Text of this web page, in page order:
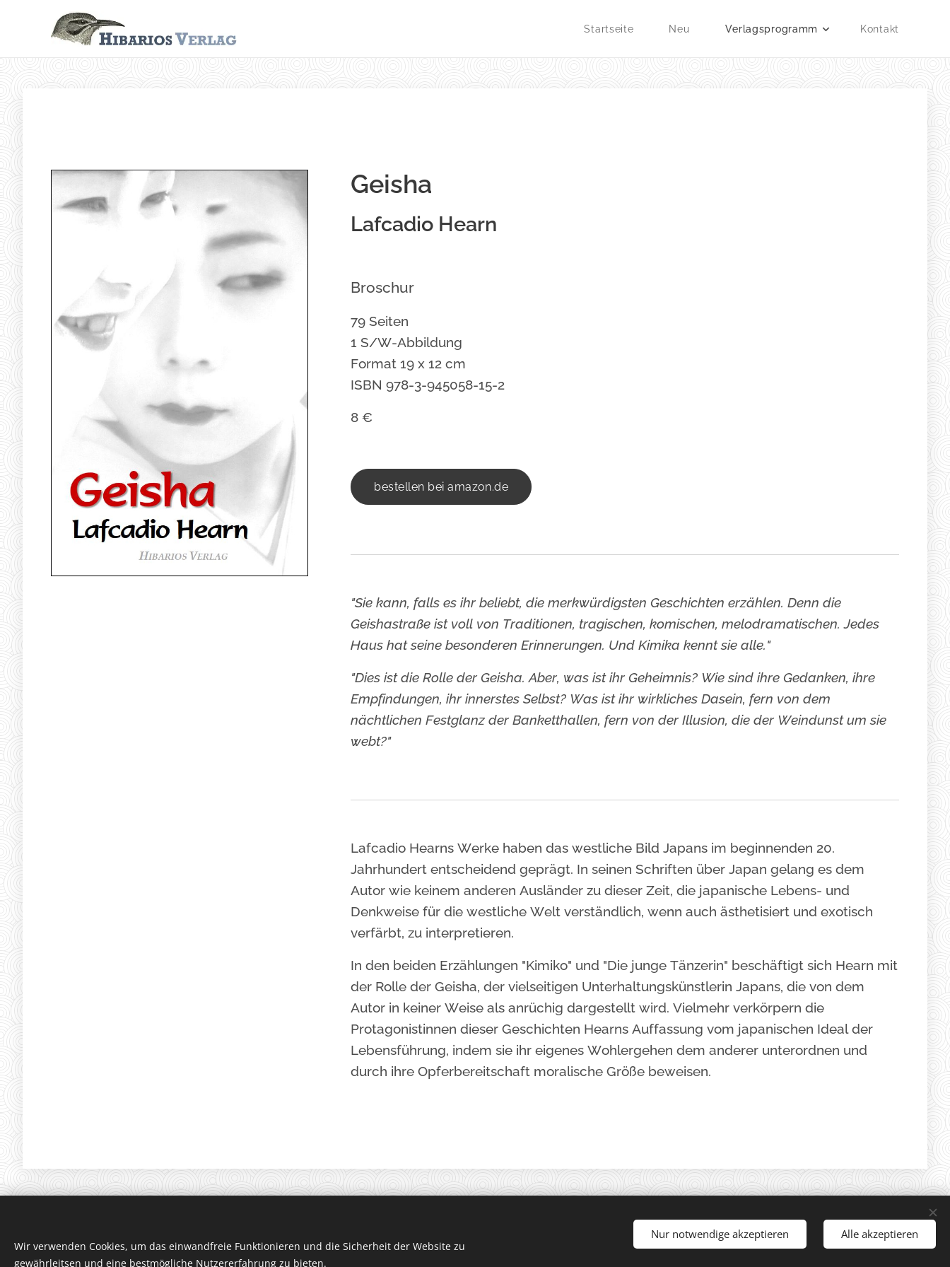
Startseite Neu Verlagsprogramm Kontakt
Geisha
Lafcadio Hearn
Broschur
79 Seiten
1 S/W-Abbildung
Format 19 x 12 cm
ISBN 978-3-945058-15-2
8 €
bestellen bei amazon.de
"Sie kann, falls es ihr beliebt, die merkwürdigsten Geschichten erzählen. Denn die
Geishastraße ist voll von Traditionen, tragischen, komischen, melodramatischen. Jedes
Haus hat seine besonderen Erinnerungen. Und Kimika kennt sie alle."
"Dies ist die Rolle der Geisha. Aber, was ist ihr Geheimnis? Wie sind ihre Gedanken, ihre
Empfindungen, ihr innerstes Selbst? Was ist ihr wirkliches Dasein, fern von dem
nächtlichen Festglanz der Banketthallen, fern von der Illusion, die der Weindunst um sie
webt?"
Lafcadio Hearns Werke haben das westliche Bild Japans im beginnenden 20.
Jahrhundert entscheidend geprägt. In seinen Schriften über Japan gelang es dem
Autor wie keinem anderen Ausländer zu dieser Zeit, die japanische Lebens- und
Denkweise für die westliche Welt verständlich, wenn auch ästhetisiert und exotisch
verfärbt, zu interpretieren.
In den beiden Erzählungen "Kimiko" und "Die junge Tänzerin" beschäftigt sich Hearn mit
der Rolle der Geisha, der vielseitigen Unterhaltungskünstlerin Japans, die von dem
Autor in keiner Weise als anrüchig dargestellt wird. Vielmehr verkörpern die
Protagonistinnen dieser Geschichten Hearns Auffassung vom japanischen Ideal der
Lebensführung, indem sie ihr eigenes Wohlergehen dem anderer unterordnen und
durch ihre Opferbereitschaft moralische Größe beweisen.
Impressum
Wir verwenden Cookies, um das einwandfreie Funktionieren und die Sicherheit der Website zu
gewährleitsen und eine bestmögliche Nutzererfahrung zu bieten.
Nur notwendige akzeptieren Alle akzeptieren